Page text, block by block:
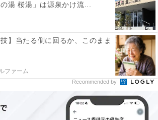
トリー」は入場無料・予約不要！
化粧」のできたてが試食できる阪
湯 桜湯」は源泉かけ流...
技】当たる側に回るか、このまま
ファーム
Recommended by